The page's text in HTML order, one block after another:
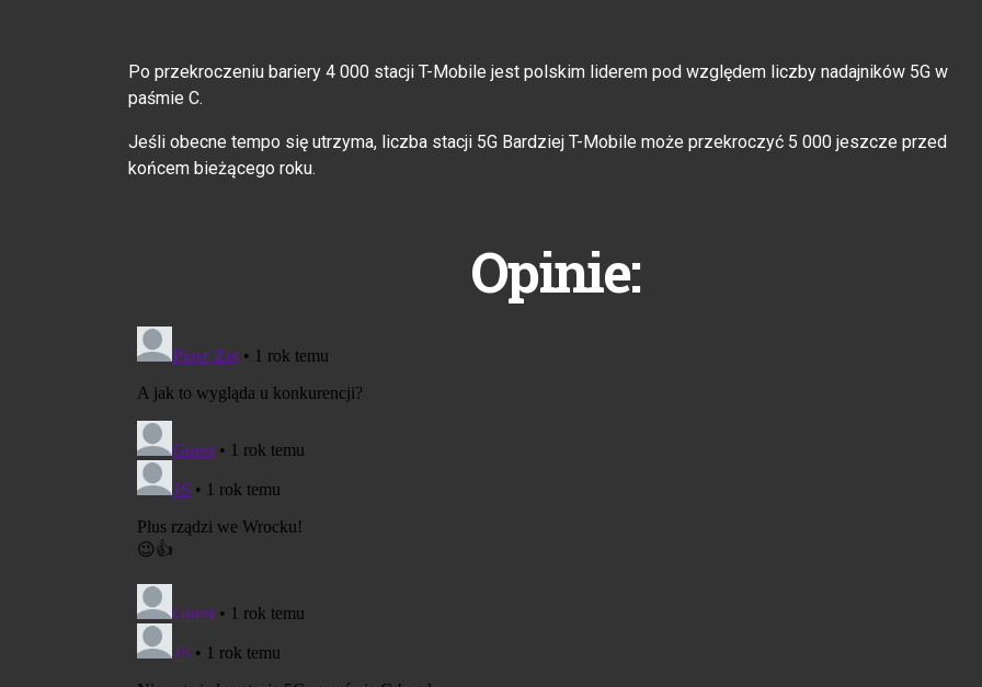
Po przekroczeniu bariery 4 000 stacji T-Mobile jest polskim liderem pod względem liczby nadajników 5G w
paśmie C.
Jeśli obecne tempo się utrzyma, liczba stacji 5G Bardziej T-Mobile może przekroczyć 5 000 jeszcze przed
końcem bieżącego roku.
Opinie: